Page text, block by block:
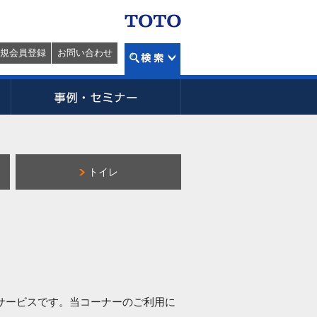
会員登録 お問い合わせ
トイレ
ビスです。当コーナーのご利用に